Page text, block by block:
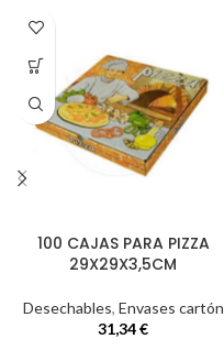
100 CAJAS PARA PIZZA
29X29X3,5CM
Desechables, Envases cartón
31,34€